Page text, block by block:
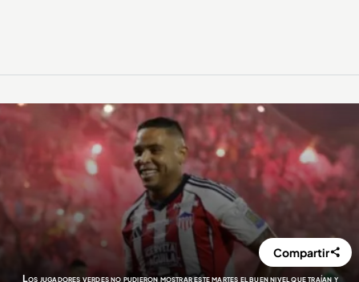
Los jugadores verdes no pudieron mostrar este martes el buen nivel que traían y
Compartir